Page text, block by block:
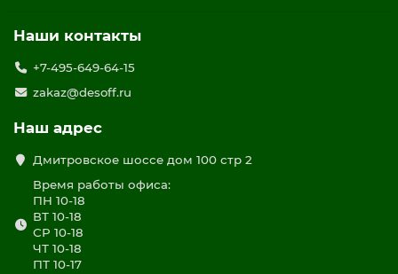
Наши контакты
+7-495-649-64-15
zakaz@desoff.ru
Наш адрес
Дмитровское шоссе дом 100 стр 2
Время работы офиса:
ПН 10-18
ВТ 10-18
СР 10-18
ЧТ 10-18
ПТ 10-17